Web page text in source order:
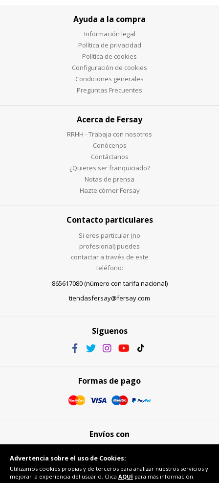
Ayuda a la compra
Información legal
Política de privacidad
Política de cookies
Configuración de cookies
Condiciones generales
Preguntas Frecuentes
Acerca de Fersay
RRHH - Trabaja con nosotros
Conócenos
Contáctanos
¿Quieres ser franquiciado?
Notas de prensa
Hazte córner Fersay
Contacto particulares
Si eres particular (no
profesional) puedes
contactar a través de este
teléfono:
865617080 (número con tarifa nacional)
tiendasfersay@fersay.com
Síguenos
Formas de pago
Envíos con
Advertencia sobre el uso de Cookies:
Utilizamos cookies propias y de terceros para analizar nuestros servicios y
mejorar la experiencia del usuario. Clica AQUÍ para más información.